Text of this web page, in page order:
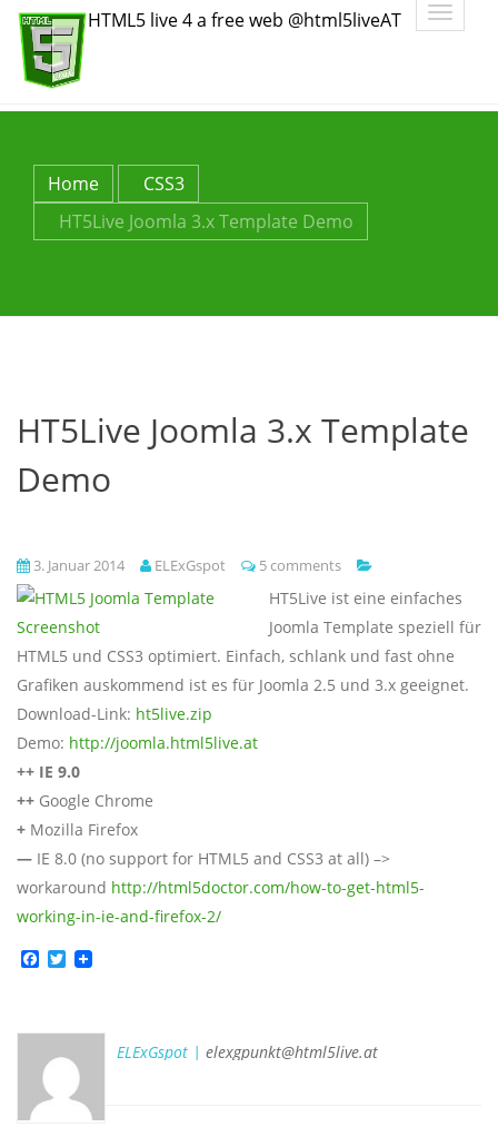
HTML5 live 4 a free web @html5liveAT
Toggle
Home
CSS3
HT5Live Joomla 3.x Template Demo
HT5Live Joomla 3.x Template
Demo
3. Januar 2014 ELExGspot 5 comments
HT5Live ist eine einfaches
Joomla Template speziell für
HTML5 und CSS3 optimiert. Einfach, schlank und fast ohne
Grafiken auskommend ist es für Joomla 2.5 und 3.x geeignet.
Download-Link: ht5live.zip
Demo: http://joomla.html5live.at
++ IE 9.0
++ Google Chrome
+ Mozilla Firefox
— IE 8.0 (no support for HTML5 and CSS3 at all) –>
workaround http://html5doctor.com/how-to-get-html5-
working-in-ie-and-firefox-2/
Facebook
Twitter
ELExGspot | elexgpunkt@html5live.at